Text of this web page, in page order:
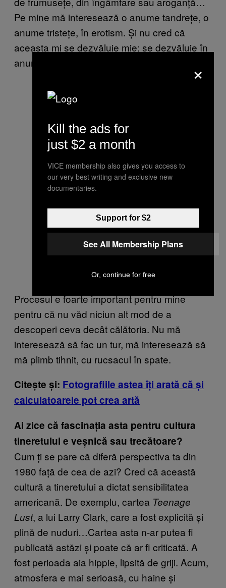
Pe mine mă interesează o anume tandrețe, o
anume tristețe, în erotism. Și nu cred că
aceasta mi se dezvăluie mie; se dezvăluie în
anumite cadre, dacă ești atent.
Procesul e foarte important pentru mine
pentru că nu văd niciun alt mod de a
descoperi ceva decât călătoria. Nu mă
interesează să fac un tur, mă interesează să
mă plimb tihnit, cu rucsacul în spate.
Citește și: Fotografiile astea îți arată că și
calculatoarele pot crea artă
Ai zice că fascinația asta pentru cultura
tineretului e veșnică sau trecătoare?
Cum ți se pare că diferă perspectiva ta din
1980 față de cea de azi? Cred că această
cultură a tineretului a dictat sensibilitatea
americană. De exemplu, cartea Teenage
Lust, a lui Larry Clark, care a fost explicită și
plină de nuduri…Cartea asta n-ar putea fi
publicată astăzi și poate că ar fi criticată. A
fost perioada aia hippie, lipsită de griji. Acum,
atmosfera e mai serioasă, cu haine și
×
Kill the ads for
just $2 a month
VICE membership also gives you access to
our very best writing and exclusive new
documentaries.
Support for $2
See All Membership Plans
Or, continue for free